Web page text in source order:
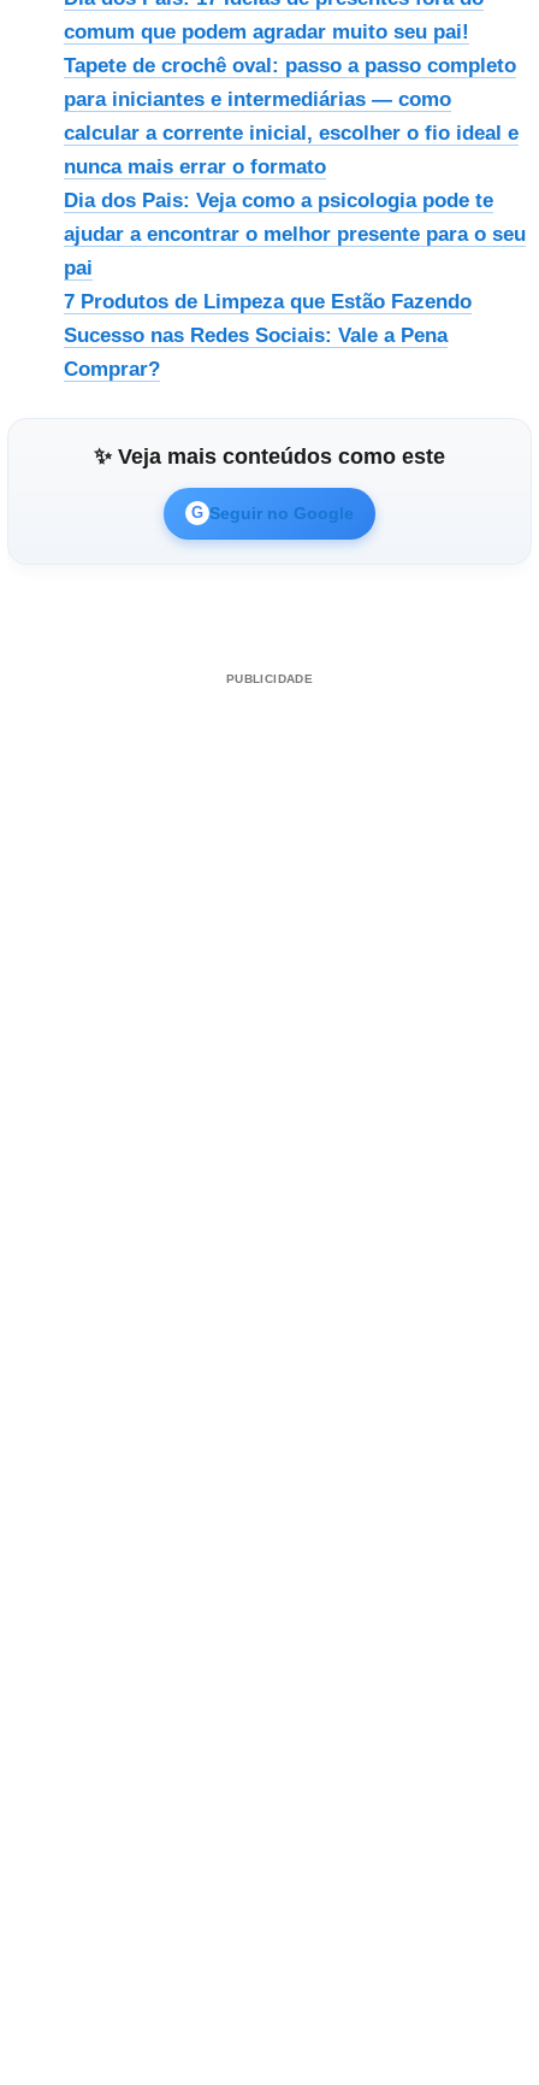
comum que podem agradar muito seu pai!
Tapete de crochê oval: passo a passo completo
para iniciantes e intermediárias — como
calcular a corrente inicial, escolher o fio ideal e
nunca mais errar o formato
Dia dos Pais: Veja como a psicologia pode te
ajudar a encontrar o melhor presente para o seu
pai
7 Produtos de Limpeza que Estão Fazendo
Sucesso nas Redes Sociais: Vale a Pena
Comprar?
✨ Veja mais conteúdos como este
G Seguir no Google
PUBLICIDADE